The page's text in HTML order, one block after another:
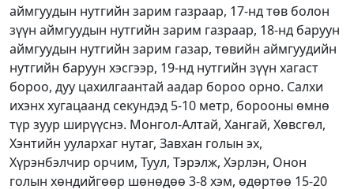
аймгуудын нутгийн зарим газраар, 17-нд төв болон
зүүн аймгуудын нутгийн зарим газраар, 18-нд баруун
аймгуудын нутгийн зарим газар, төвийн аймгуудийн
нутгийн баруун хэсгээр, 19-нд нутгийн зүүн хагаст
бороо, дуу цахилгаантай аадар бороо орно. Салхи
ихэнх хугацаанд секундэд 5-10 метр, борооны өмнө
түр зуур ширүүснэ. Монгол-Алтай, Хангай, Хөвсгөл,
Хэнтийн уулархаг нутаг, Завхан голын эх,
Хүрэнбэлчир орчим, Туул, Тэрэлж, Хэрлэн, Онон
голын хөндийгөөр шөнөдөө 3-8 хэм, өдөртөө 15-20